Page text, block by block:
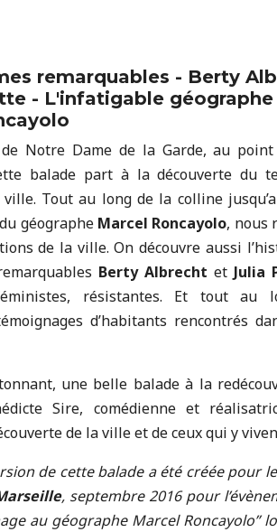
remarquables - Berty
- L'infatigable géographe
Notre Dame de la Garde, au
balade part à la découverte du
Tout au long de la colline
géographe Marcel Roncayolo, nous
de la ville. On découvre aussi
Berty Albrecht etJulia
résistantes. Et tout au
d’habitants rencontrés
une belle balade à la
Sire, comédienne et
de la ville et de ceux qui y
de cette balade a été créée pour le
, septembre 2016 pour
au géographe Marcel Roncayolo”